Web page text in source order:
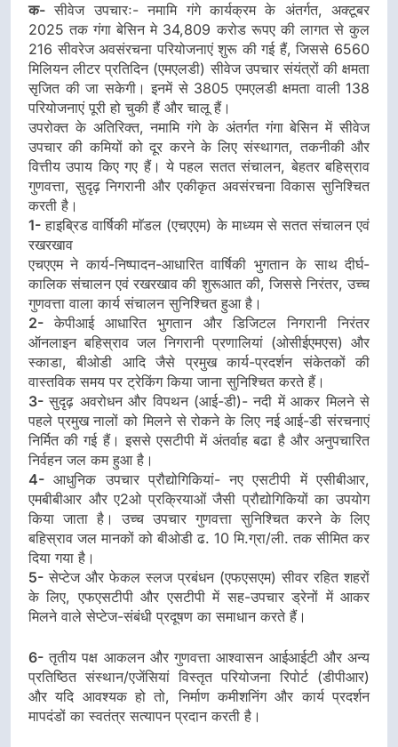
क- सीवेज उपचारः- नमामि गंगे कार्यक्रम के अंतर्गत, अक्टूबर
2025 तक गंगा बेसिन मे 34,809 करोड रूपए की लागत से कुल
216 सीवरेज अवसंरचना परियोजनाएं शुरू की गई हैं, जिससे 6560
मिलियन लीटर प्रतिदिन (एमएलडी) सीवेज उपचार संयंत्रों की क्षमता
सृजित की जा सकेगी। इनमें से 3805 एमएलडी क्षमता वाली 138
परियोजनाएं पूरी हो चुकी हैं और चालू हैं।
उपरोक्त के अतिरिक्त, नमामि गंगे के अंतर्गत गंगा बेसिन में सीवेज
उपचार की कमियों को दूर करने के लिए संस्थागत, तकनीकी और
वित्तीय उपाय किए गए हैं। ये पहल सतत संचालन, बेहतर बहिस्राव
गुणवत्ता, सुदृढ़ निगरानी और एकीकृत अवसंरचना विकास सुनिश्चित
करती है।
1- हाइब्रिड वार्षिकी माॅडल (एचएएम) के माध्यम से सतत संचालन एवं
रखरखाव
एचएएम ने कार्य-निष्पादन-आधारित वार्षिकी भुगतान के साथ दीर्घ-
कालिक संचालन एवं रखरखाव की शुरूआत की, जिससे निरंतर, उच्च
गुणवत्ता वाला कार्य संचालन सुनिश्चित हुआ है।
2- केपीआई आधारित भुगतान और डिजिटल निगरानी निरंतर
ऑनलाइन बहिस्राव जल निगरानी प्रणालियां (ओसीईएमएस) और
स्काडा, बीओडी आदि जैसे प्रमुख कार्य-प्रदर्शन संकेतकों की
वास्तविक समय पर ट्रेकिंग किया जाना सुनिश्चित करते हैं।
3- सुदृढ़ अवरोधन और विपथन (आई-डी)- नदी में आकर मिलने से
पहले प्रमुख नालों को मिलने से रोकने के लिए नई आई-डी संरचनाएं
निर्मित की गई हैं। इससे एसटीपी में अंतर्वाह बढा है और अनुपचारित
निर्वहन जल कम हुआ है।
4- आधुनिक उपचार प्रौद्योगिकियां- नए एसटीपी में एसीबीआर,
एमबीबीआर और ए2ओ प्रक्रियाओं जैसी प्रौद्योगिकियों का उपयोग
किया जाता है। उच्च उपचार गुणवत्ता सुनिश्चित करने के लिए
बहिस्राव जल मानकों को बीओडी ढ. 10 मि.ग्रा/ली. तक सीमित कर
दिया गया है।
5- सेप्टेज और फेकल स्लज प्रबंधन (एफएसएम) सीवर रहित शहरों
के लिए, एफएसटीपी और एसटीपी में सह-उपचार ड्रेनों में आकर
मिलने वाले सेप्टेज-संबंधी प्रदूषण का समाधान करते हैं।
6- तृतीय पक्ष आकलन और गुणवत्ता आश्वासन आईआईटी और अन्य
प्रतिष्ठित संस्थान/एजेंसियां विस्तृत परियोजना रिपोर्ट (डीपीआर)
और यदि आवश्यक हो तो, निर्माण कमीशनिंग और कार्य प्रदर्शन
मापदंडों का स्वतंत्र सत्यापन प्रदान करती है।